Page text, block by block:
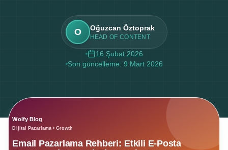
O Oğuzcan Öztoprak
HEAD OF CONTENT
16 Şubat 2026
Son güncelleme: 9 Mart 2026